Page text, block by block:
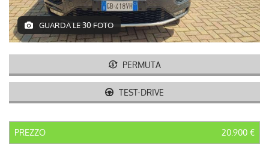
ACQUISTIAMO USATO
ASSISTENZA
LAVORA CON NOI
GUARDA LE 30 FOTO
PERMUTA
TEST-DRIVE
PREZZO 20.900 €